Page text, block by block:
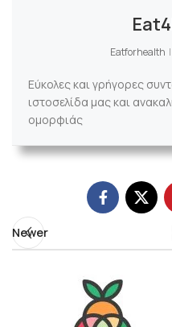
Eatforhealth |
Εύκολες και γρήγορες
ιστοσελίδα μας και
ομορφιάς
Newer